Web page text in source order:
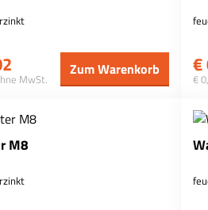
MwSt.
Zum Warenkorb €
€
M8